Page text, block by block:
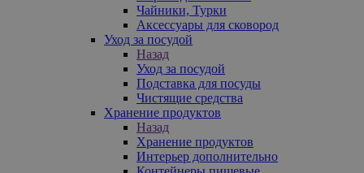
Чайники, Турки
Аксессуары для сковород
Уход за посудой
Назад
Уход за посудой
Подставка для посуды
Чистящие средства
Хранение продуктов
Назад
Хранение продуктов
Интерьер дополнительно